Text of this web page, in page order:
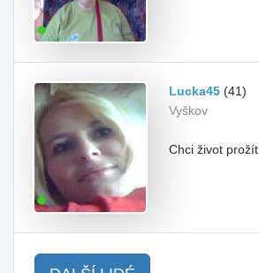
Lucka45 (41)
Vyškov
Chci život prožít..